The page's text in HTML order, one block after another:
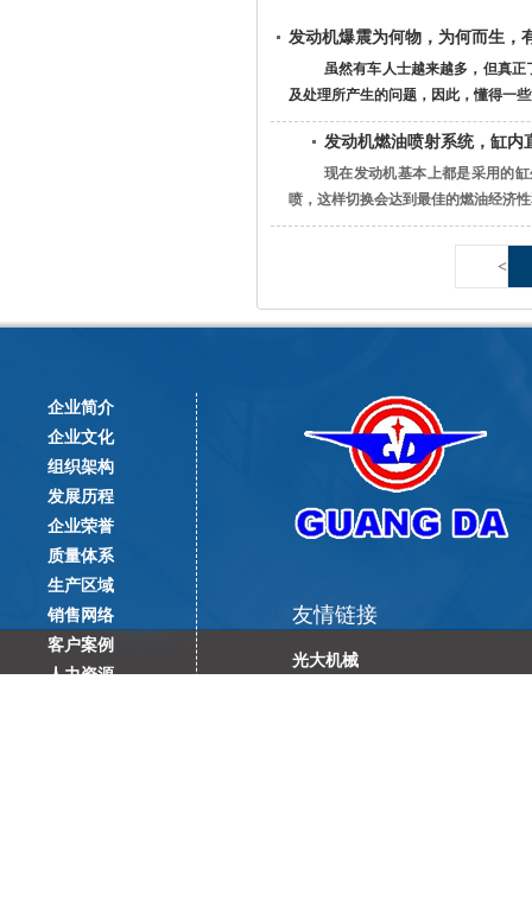
发动机爆震为何物，为何而生，
虽然有车人士越来越多，但真
及处理所产生的问题，因此，懂得一
发动机燃油喷射系统，缸内
现在发动机基本上都是采用的
喷，这样切换会达到最佳的燃油经济
<
企业简介
企业文化
组织架构
发展历程
企业荣誉
质量体系
生产区域
销售网络
客户案例
人力资源
友情链接
光大机械